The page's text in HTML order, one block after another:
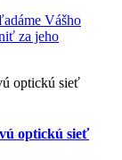
Vášho
za jeho
optickú sieť